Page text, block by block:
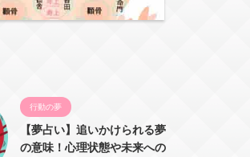
行動の夢
【夢占い】追いかけられる夢
の意味！心理状態や未来への